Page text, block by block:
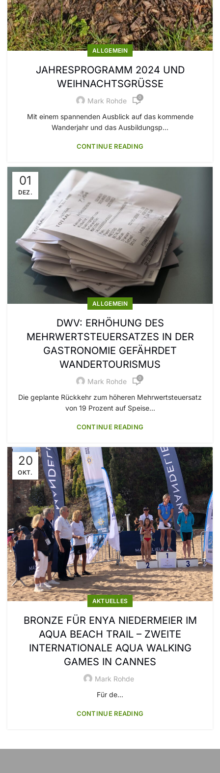
ALLGEMEIN
JAHRESPROGRAMM 2024 UND
WEIHNACHTSGRÜSSE
Mark Rohde 0
Mit einem spannenden Ausblick auf das kommende
Wanderjahr und das Ausbildungsp...
CONTINUE READING
01
DEZ.
ALLGEMEIN
DWV: ERHÖHUNG DES
MEHRWERTSTEUERSATZES IN DER
GASTRONOMIE GEFÄHRDET
WANDERTOURISMUS
Mark Rohde 0
Die geplante Rückkehr zum höheren Mehrwertsteuersatz
von 19 Prozent auf Speise...
CONTINUE READING
20
OKT.
AKTUELLES
BRONZE FÜR ENYA NIEDERMEIER IM
AQUA BEACH TRAIL – ZWEITE
INTERNATIONALE AQUA WALKING
GAMES IN CANNES
Mark Rohde
Für de...
CONTINUE READING